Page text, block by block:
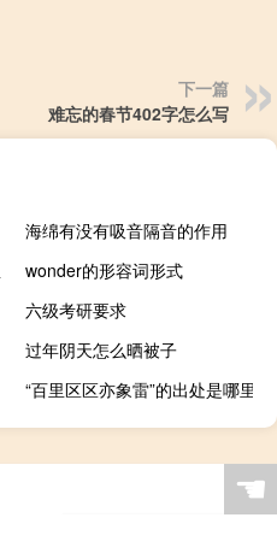
下一篇
难忘的春节402字怎么写
海绵有没有吸音隔音的作用
wonder的形容词形式
六级考研要求
过年阴天怎么晒被子
“百里区区亦象雷”的出处是哪里
☚